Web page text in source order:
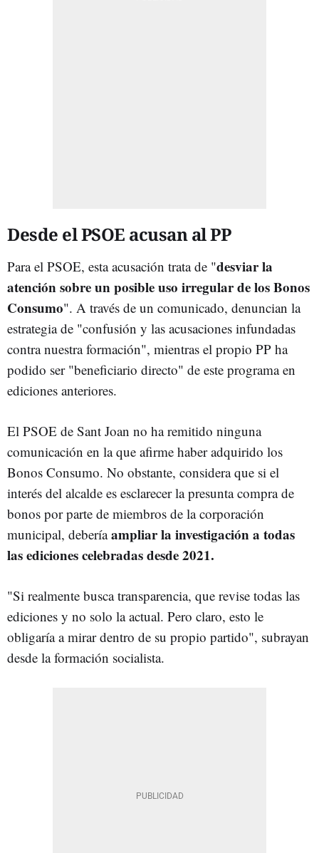
Desde el PSOE acusan al PP
Para el PSOE, esta acusación trata de "desviar la
atención sobre un posible uso irregular de los Bonos
Consumo". A través de un comunicado, denuncian la
estrategia de "confusión y las acusaciones infundadas
contra nuestra formación", mientras el propio PP ha
podido ser "beneficiario directo" de este programa en
ediciones anteriores.
El PSOE de Sant Joan no ha remitido ninguna
comunicación en la que afirme haber adquirido los
Bonos Consumo. No obstante, considera que si el
interés del alcalde es esclarecer la presunta compra de
bonos por parte de miembros de la corporación
municipal, deberíaampliar la investigación a todas
las ediciones celebradas desde 2021.
"Si realmente busca transparencia, que revise todas las
ediciones y no solo la actual. Pero claro, esto le
obligaría a mirar dentro de su propio partido", subrayan
desde la formación socialista.